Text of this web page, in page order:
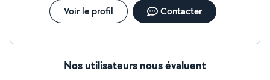
Voir le profil Contacter
Nos utilisateurs nous évaluent